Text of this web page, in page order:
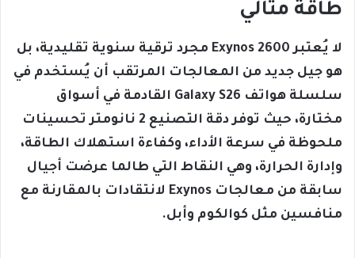
طاقة مثالي
لا يُعتبر Exynos 2600 مجرد ترقية سنوية تقليدية، بل
هو جيل جديد من المعالجات المرتقب أن يُستخدم في
سلسلة هواتف Galaxy S26 القادمة في أسواق
مختارة، حيث توفر دقة التصنيع 2 نانومتر تحسينات
ملحوظة في سرعة الأداء، وكفاءة استهلاك الطاقة،
وإدارة الحرارة، وهي النقاط التي طالما عرضت أجيال
سابقة من معالجات Exynos لانتقادات بالمقارنة مع
منافسين مثل كوالكوم وأبل.